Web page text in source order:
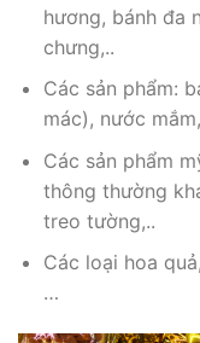
hương, bánh đa
chưng,..
Các sản phẩm:
mác), nước
Các sản phẩm
thông thường
treo tường,..
Các loại hoa
…